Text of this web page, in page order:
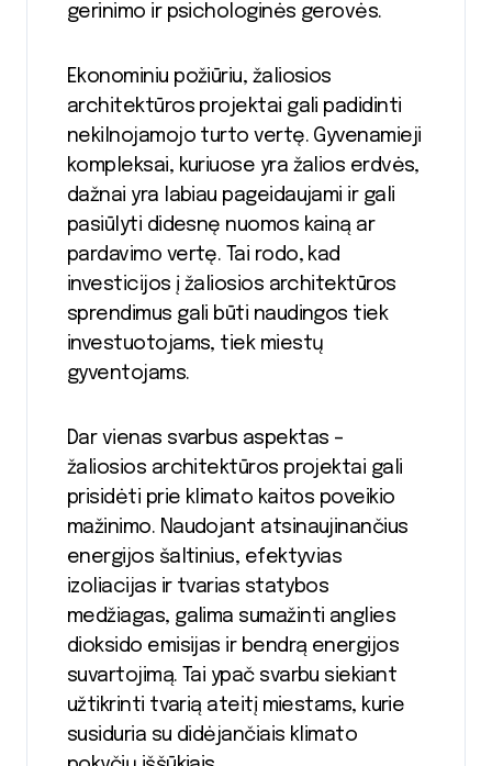
gerinimo ir psichologinės gerovės.
Ekonominiu požiūriu, žaliosios
architektūros projektai gali padidinti
nekilnojamojo turto vertę. Gyvenamieji
kompleksai, kuriuose yra žalios erdvės,
dažnai yra labiau pageidaujami ir gali
pasiūlyti didesnę nuomos kainą ar
pardavimo vertę. Tai rodo, kad
investicijos į žaliosios architektūros
sprendimus gali būti naudingos tiek
investuotojams, tiek miestų
gyventojams.
Dar vienas svarbus aspektas –
žaliosios architektūros projektai gali
prisidėti prie klimato kaitos poveikio
mažinimo. Naudojant atsinaujinančius
energijos šaltinius, efektyvias
izoliacijas ir tvarias statybos
medžiagas, galima sumažinti anglies
dioksido emisijas ir bendrą energijos
suvartojimą. Tai ypač svarbu siekiant
užtikrinti tvarią ateitį miestams, kurie
susiduria su didėjančiais klimato